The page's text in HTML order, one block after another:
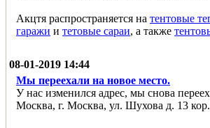
Акцтя распространяется на тентовые
гаражи и тетовые сараи, а также
08-01-2019 14:44
Мы переехали на новое место.
У нас изменился адрес, мы снова
Москва, г. Москва, ул. Шухова д. 13